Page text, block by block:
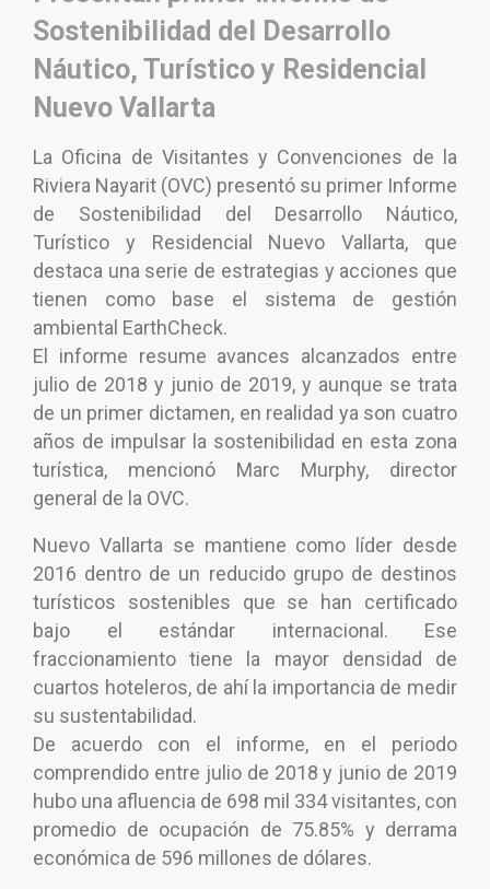
Sostenibilidad del Desarrollo
Náutico, Turístico y Residencial
Nuevo Vallarta
La Oficina de Visitantes y Convenciones de la
Riviera Nayarit (OVC) presentó su primer Informe
de Sostenibilidad del Desarrollo Náutico,
Turístico y Residencial Nuevo Vallarta, que
destaca una serie de estrategias y acciones que
tienen como base el sistema de gestión
ambiental EarthCheck.
El informe resume avances alcanzados entre
julio de 2018 y junio de 2019, y aunque se trata
de un primer dictamen, en realidad ya son cuatro
años de impulsar la sostenibilidad en esta zona
turística, mencionó Marc Murphy, director
general de la OVC.
Nuevo Vallarta se mantiene como líder desde
2016 dentro de un reducido grupo de destinos
turísticos sostenibles que se han certificado
bajo el estándar internacional. Ese
fraccionamiento tiene la mayor densidad de
cuartos hoteleros, de ahí la importancia de medir
su sustentabilidad.
De acuerdo con el informe, en el periodo
comprendido entre julio de 2018 y junio de 2019
hubo una afluencia de 698 mil 334 visitantes, con
promedio de ocupación de 75.85% y derrama
económica de 596 millones de dólares.